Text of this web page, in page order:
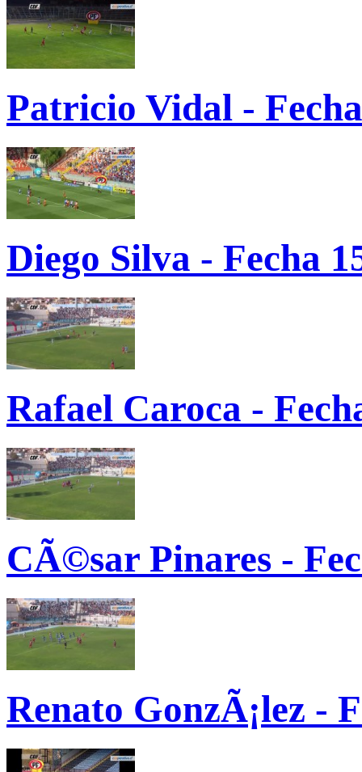
Patricio Vidal -
Diego Silva - Fecha
Rafael Caroca -
CÃ©sar Pinares -
Renato GonzÃ¡lez -